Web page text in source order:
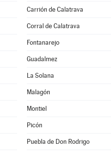
Carrión de Calatrava
Corral de Calatrava
Fontanarejo
Guadalmez
La Solana
Malagón
Montiel
Picón
Puebla de Don Rodrigo